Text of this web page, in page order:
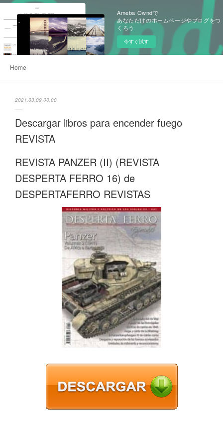
Ameba Owndで
あなただけのホームページやブログをつ
くろう
今すぐ試す
Home
2021.03.09 00:00
Descargar libros para encender fuego
REVISTA
REVISTA PANZER (II) (REVISTA
DESPERTA FERRO 16) de
DESPERTAFERRO REVISTAS